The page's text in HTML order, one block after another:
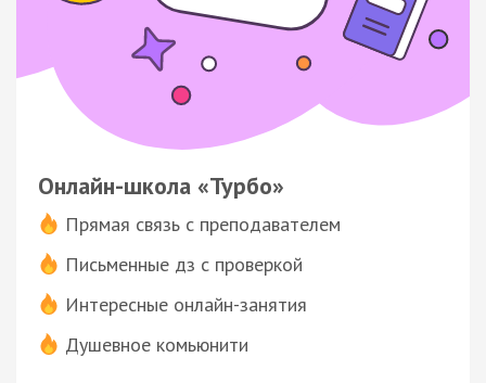
Онлайн-школа «Турбо»
Прямая связь с преподавателем
Письменные дз с проверкой
Интересные онлайн-занятия
Душевное комьюнити